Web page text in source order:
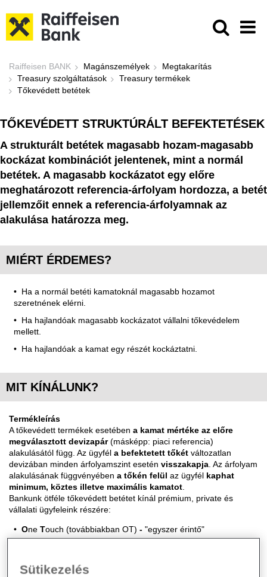
Tőkevédett betétek - Raiffeisen
Raiffeisen BANK Magánszemélyek
Megtakarítás
Treasury szolgáltatások
Treasury termékek
Tőkevédett betétek
TŐKEVÉDETT STRUKTÚRÁLT BEFEKTETÉSEK
A strukturált betétek magasabb hozam-magasabb
kockázat kombinációt jelentenek, mint a normál
betétek. A magasabb kockázatot egy előre
meghatározott referencia-árfolyam hordozza, a betét
jellemzőit ennek a referencia-árfolyamnak az
alakulása határozza meg.
MIÉRT ÉRDEMES?
Ha a normál betéti kamatoknál magasabb hozamot
szeretnének elérni.
Ha hajlandóak magasabb kockázatot vállalni tőkevédelem
mellett.
Ha hajlandóak a kamat egy részét kockáztatni.
MIT KÍNÁLUNK?
Termékleírás
A tőkevédett termékek esetében a kamat mértéke az előre
megválasztott devizapár(másképp: piaci referencia)
alakulásától függ. Az ügyfél a befektetett tőkét változatlan
devizában minden árfolyamszint esetén visszakapja . Az árfolyam
alakulásának függvényében a tőkén felül az ügyfél kaphat
minimum, köztes illetve maximális kamatot
Bankunk ötféle tőkevédett betétet kínál prémium, private és
vállalati ügyfeleink részére:
One Touch (továbbiakban OT) - "egyszer érintő"
D ouble
ouch (továbbiakban DNT) - "sávban maradó"
Sütikezelés